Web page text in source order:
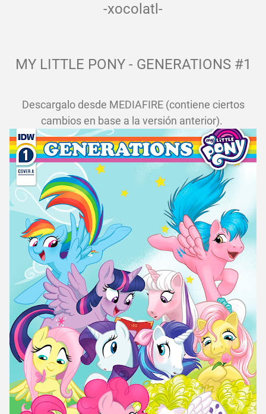
-xocolatl-
MY LITTLE PONY - GENERATIONS #1
Descargalo desde MEDIAFIRE (contiene ciertos
cambios en base a la versión anterior).